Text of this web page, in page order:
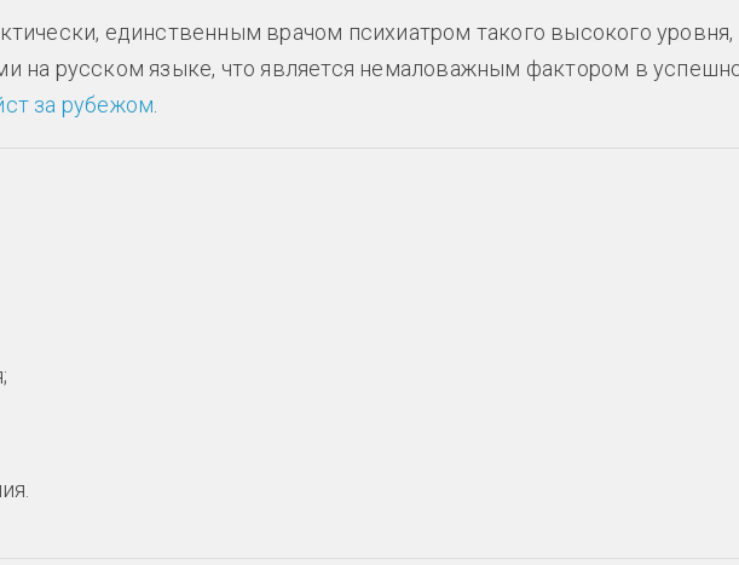
единственным врачом психиатром такого высокого уровня,
на русском языке, что является немаловажным фактором в
за рубежом.